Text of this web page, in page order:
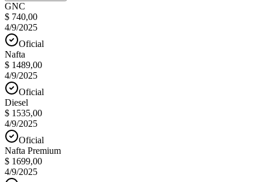
GNC
$ 740,00
4/9/2025
Oficial
Nafta
$ 1489,00
4/9/2025
Oficial
Diesel
$ 1535,00
4/9/2025
Oficial
Nafta Premium
$ 1699,00
4/9/2025